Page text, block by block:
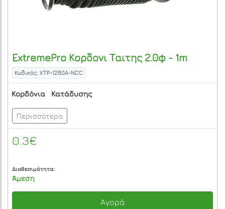
ExtremePro Κορδονι Ταιτης 2.0φ - 1m
Κωδικός: XTP-1260A-NCC
Κορδόνια Κατάδυσης
Περισσότερα
0.3€
Διαθεσιμότητα:
Άμεση
Αγορά